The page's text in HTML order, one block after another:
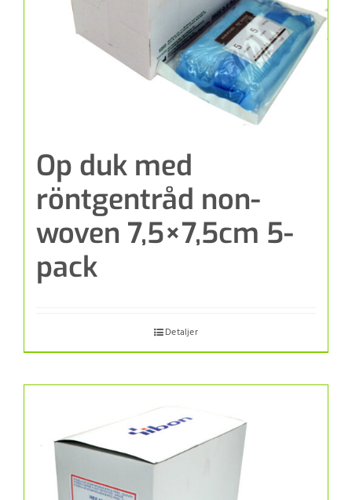
Op duk med
röntgentråd non-
woven 7,5×7,5cm 5-
pack
Detaljer